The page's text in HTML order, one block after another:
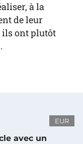
à la
de leur
ils ont plutôt
EUR
avec un